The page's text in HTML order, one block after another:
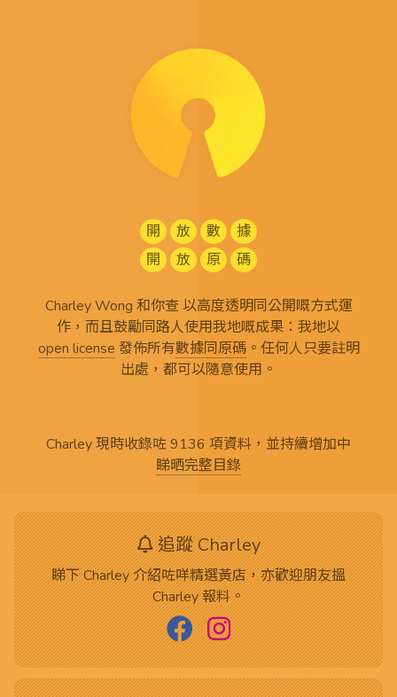
開 放 數
據
開
放 原 碼
Charley Wong 和你查 以高度透明同公開嘅方式運
作，而且鼓勵同路人使用我地嘅成果：我地以
open license 發佈所有數據同原碼。任何人只要註明
出處，都可以隨意使用。
Charley 現時收錄咗 9136 項資料，並持續增加中
睇晒完整目錄
追蹤 Charley
睇下 Charley 介紹咗咩精選黃店，亦歡迎朋友搵
Charley 報料。